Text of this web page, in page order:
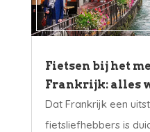
Fietsen bij het
Frankrijk: alles
Dat Frankrijk een
fietsliefhebbers is